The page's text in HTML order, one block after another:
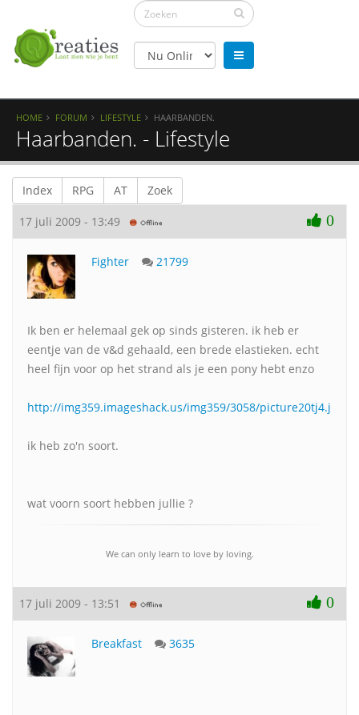
HOME FORUM LIFESTYLE HAARBANDEN.
Haarbanden. - Lifestyle
Index RPG AT Zoek
17 juli 2009 - 13:49 0
Fighter 21799
Ik ben er helemaal gek op sinds gisteren. ik heb er
eentje van de v&d gehaald, een brede elastieken. echt
heel fijn voor op het strand als je een pony hebt enzo
http://img359.imageshack.us/img359/3058/picture20tj4.jpg
ik heb zo'n soort.
wat voorn soort hebben jullie ?
We can only learn to love by loving.
17 juli 2009 - 13:51 0
Breakfast 3635